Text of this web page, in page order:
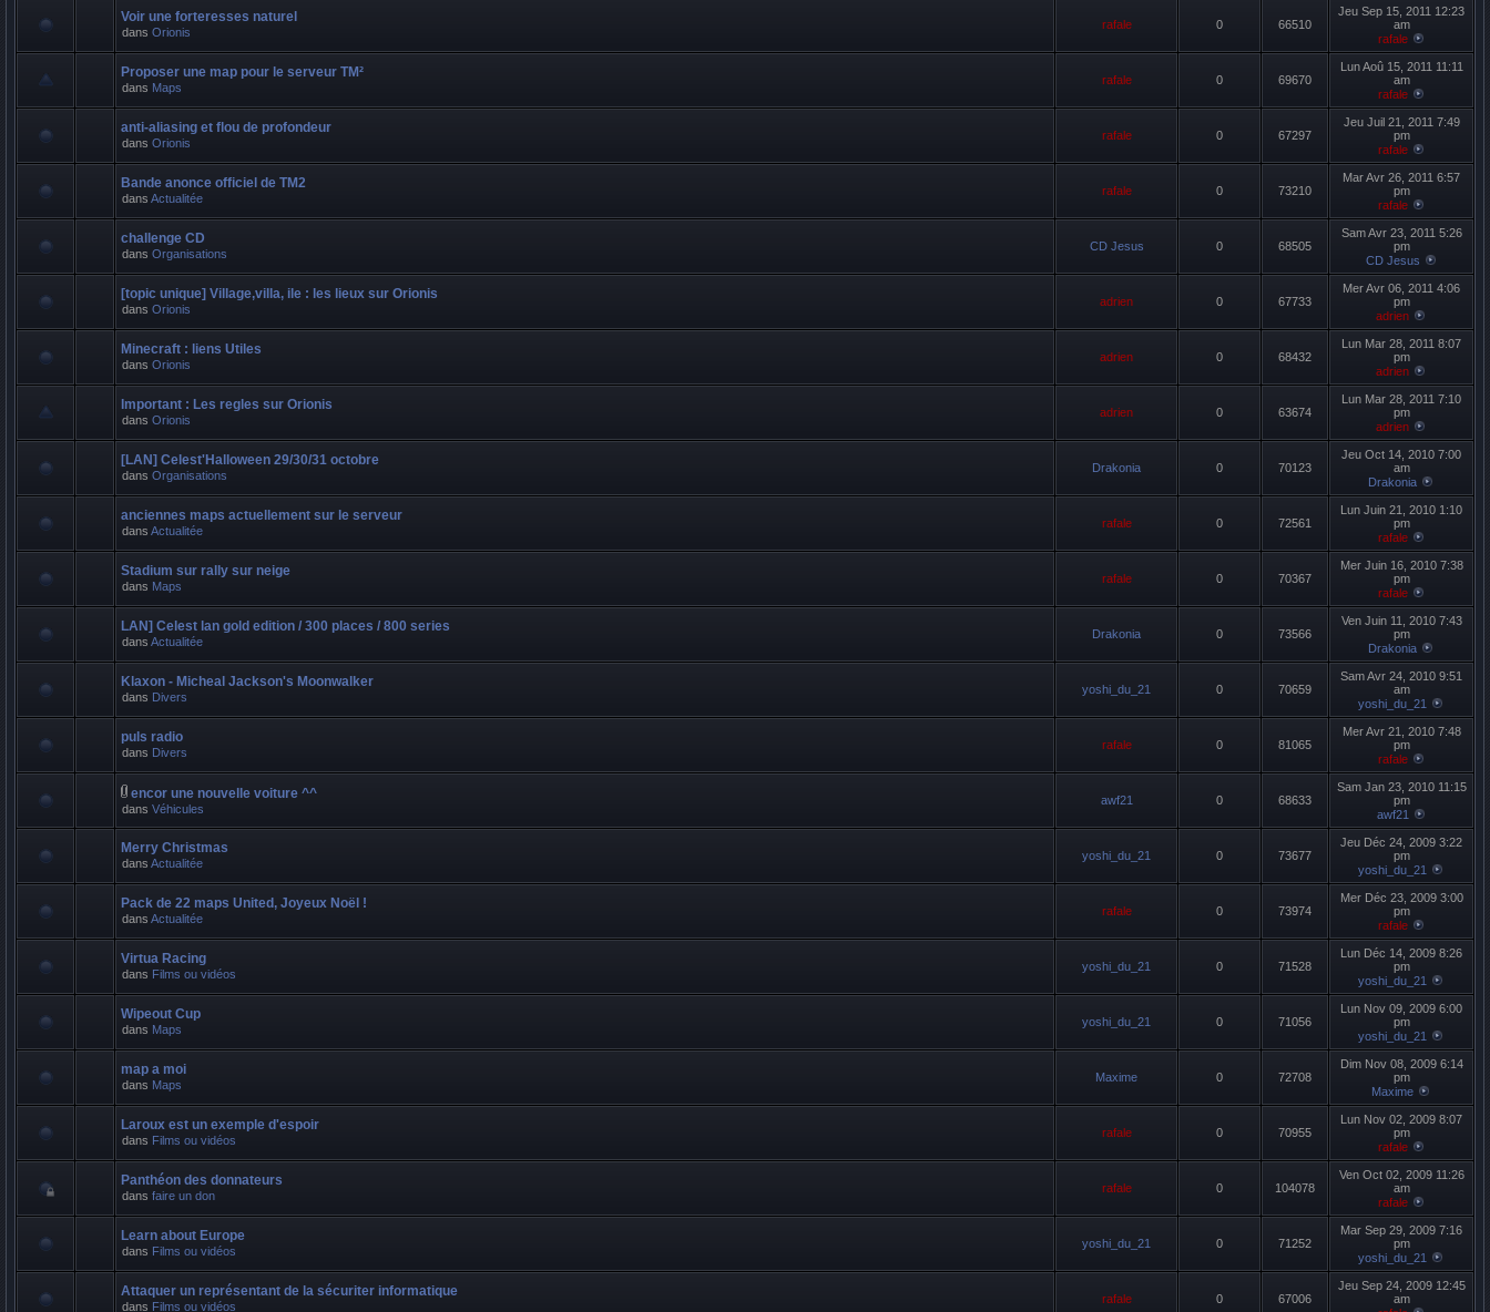
Voir une forteresses naturel
dans Orionis
rafale 0 66510
Jeu Sep 15, 2011 12:23
am
rafale
Proposer une map pour le serveur TM²
dans Maps
rafale 0 69670
Lun Aoû 15, 2011 11:11
am
rafale
anti-aliasing et flou de profondeur
dans Orionis
rafale 0 67297
Jeu Juil 21, 2011 7:49
pm
rafale
Bande anonce officiel de TM2
dans Actualitée
rafale 0 73210
Mar Avr 26, 2011 6:57
pm
rafale
challenge CD
dans Organisations
CD Jesus 0 68505
Sam Avr 23, 2011 5:26
pm
CD Jesus
[topic unique] Village,villa, ile : les lieux sur Orionis
dans Orionis
adrien 0 67733
Mer Avr 06, 2011 4:06
pm
adrien
Minecraft : liens Utiles
dans Orionis
adrien 0 68432
Lun Mar 28, 2011 8:07
pm
adrien
Important : Les regles sur Orionis
dans Orionis
adrien 0 63674
Lun Mar 28, 2011 7:10
pm
adrien
[LAN] Celest'Halloween 29/30/31 octobre
dans Organisations
Drakonia 0 70123
Jeu Oct 14, 2010 7:00
am
Drakonia
anciennes maps actuellement sur le serveur
dans Actualitée
rafale 0 72561
Lun Juin 21, 2010 1:10
pm
rafale
Stadium sur rally sur neige
dans Maps
rafale 0 70367
Mer Juin 16, 2010 7:38
pm
rafale
LAN] Celest lan gold edition / 300 places / 800 series
dans Actualitée
Drakonia 0 73566
Ven Juin 11, 2010 7:43
pm
Drakonia
Klaxon - Micheal Jackson's Moonwalker
dans Divers
yoshi_du_21 0 70659
Sam Avr 24, 2010 9:51
am
yoshi_du_21
puls radio
dans Divers
rafale 0 81065
Mer Avr 21, 2010 7:48
pm
rafale
encor une nouvelle voiture ^^
dans Véhicules
awf21 0 68633
Sam Jan 23, 2010 11:15
pm
awf21
Merry Christmas
dans Actualitée
yoshi_du_21 0 73677
Jeu Déc 24, 2009 3:22
pm
yoshi_du_21
Pack de 22 maps United, Joyeux Noël !
dans Actualitée
rafale 0 73974
Mer Déc 23, 2009 3:00
pm
rafale
Virtua Racing
dans Films ou vidéos
yoshi_du_21 0 71528
Lun Déc 14, 2009 8:26
pm
yoshi_du_21
Wipeout Cup
dans Maps
yoshi_du_21 0 71056
Lun Nov 09, 2009 6:00
pm
yoshi_du_21
map a moi
dans Maps
Maxime 0 72708
Dim Nov 08, 2009 6:14
pm
Maxime
Laroux est un exemple d'espoir
dans Films ou vidéos
rafale 0 70955
Lun Nov 02, 2009 8:07
pm
rafale
Panthéon des donnateurs
dans faire un don
rafale 0 104078
Ven Oct 02, 2009 11:26
am
rafale
Learn about Europe
dans Films ou vidéos
yoshi_du_21 0 71252
Mar Sep 29, 2009 7:16
pm
yoshi_du_21
Attaquer un représentant de la sécuriter informatique
dans Films ou vidéos
rafale 0 67006
Jeu Sep 24, 2009 12:45
am